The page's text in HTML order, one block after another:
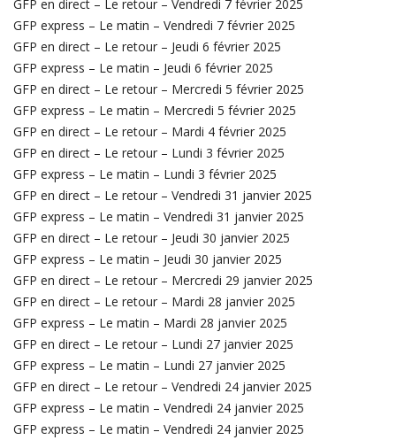
GFP en direct – Le retour – Vendredi 7 février 2025
GFP express – Le matin – Vendredi 7 février 2025
GFP en direct – Le retour – Jeudi 6 février 2025
GFP express – Le matin – Jeudi 6 février 2025
GFP en direct – Le retour – Mercredi 5 février 2025
GFP express – Le matin – Mercredi 5 février 2025
GFP en direct – Le retour – Mardi 4 février 2025
GFP en direct – Le retour – Lundi 3 février 2025
GFP express – Le matin – Lundi 3 février 2025
GFP en direct – Le retour – Vendredi 31 janvier 2025
GFP express – Le matin – Vendredi 31 janvier 2025
GFP en direct – Le retour – Jeudi 30 janvier 2025
GFP express – Le matin – Jeudi 30 janvier 2025
GFP en direct – Le retour – Mercredi 29 janvier 2025
GFP en direct – Le retour – Mardi 28 janvier 2025
GFP express – Le matin – Mardi 28 janvier 2025
GFP en direct – Le retour – Lundi 27 janvier 2025
GFP express – Le matin – Lundi 27 janvier 2025
GFP en direct – Le retour – Vendredi 24 janvier 2025
GFP express – Le matin – Vendredi 24 janvier 2025
GFP express – Le matin – Vendredi 24 janvier 2025